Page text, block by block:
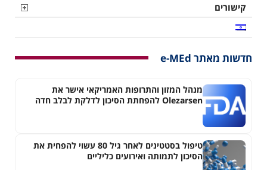
קישורים
חדשות מאתר e-MEd
מנהל המזון והתרופות האמריקאי אישר את
Olezarsen להפחתת הסיכון לדלקת לבלב חדה
טיפול בסטטינים לאחר גיל 80 עשוי להפחית את
הסיכון לתמותה ואירועים כליליים